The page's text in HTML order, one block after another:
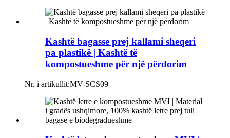
Kashtë bagasse prej kallami sheqeri
pa plastikë | Kashtë të
kompostueshme për një përdorim
Nr. i artikullit:MV-SCS09